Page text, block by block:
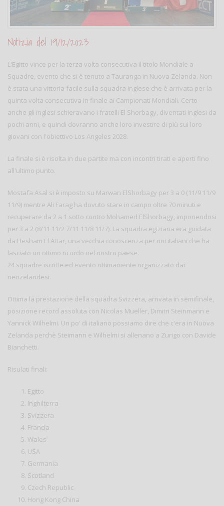
Notizia del 19/12/2023
L'Egitto vince per la terza volta consecutiva il titolo Mondiale a
Squadre, evento che si è tenuto a Tauranga in Nuova Zelanda. Non
è stata una vittoria facile sulla squadra inglese che è arrivata per la
quinta volta consecutiva in finale ai Campionati Mondiali. Certo
anche gli inglesi schieravano i fratelli El Shorbagy, diventati inglesi da
pochi anni, e quindi dovranno anche loro investire di più sui loro
giovani con l'obiettivo Los Angeles 2028.
La finale si è risolta in due partite ma con incontri tirati e aperti fino
all'ultimo punto.
Mostafa Asal si è imposto su Marwan ElShorbagy per 3 a 0 (11/9 11/9
11/9) mentre Ali Farag ha dovuto stare in campo oltre 70 minuti e
recuperare da 2 a 1 sotto contro Mohamed ElShorbagy, imponendosi
per 3 a 2 (8/11 11/2 7/11 11/8 11/7). La squadra egiziana era guidata
da Hesham El Attar, una vecchia conoscenza per noi italiani che ha
lasciato un ottimo ricordo nel nostro paese.
24 squadre iscritte ed evento ottimamente organizzato dai
neozelandesi.
Ottima la prestazione della squadra Svizzera, arrivata in semifinale,
posizione record assoluta con Nicolas Mueller, Dimitri Steinmann e
Yannick Wilhelmi. Un po' di italiano possiamo dire che c'era in Nuova
Zelanda perchè Steimann e Wilhelmi si allenano a Zurigo con Davide
Bianchetti.
Risulati finali:
Egitto
Inghilterra
Svizzera
Francia
Wales
USA
Germania
Scotland
Czech Republic
Hong Kong China